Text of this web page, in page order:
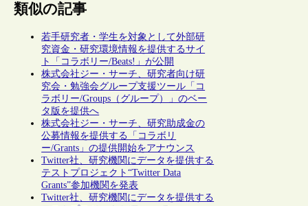
類似の記事
若手研究者・学生を対象として外部研
究資金・研究環境情報を提供するサイ
ト「コラボリー/Beats!」が公開
株式会社ジー・サーチ、研究者向け研
究会・勉強会グループ支援ツール「コ
ラボリー/Groups（グループ）」のベー
タ版を提供へ
株式会社ジー・サーチ、研究助成金の
公募情報を提供する「コラボリ
ー/Grants」の提供開始をアナウンス
Twitter社、研究機関にデータを提供する
テストプロジェクト“Twitter Data
Grants”参加機関を発表
Twitter社、研究機関にデータを提供する